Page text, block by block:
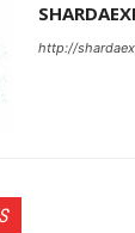
http://